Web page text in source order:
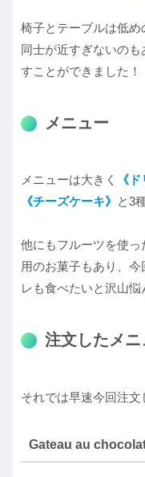
椅子とテーブルは低
同士が近すぎないの
すことができました！
メニュー
メニューは大きく
《
《チーズケーキ》 と3
他にもフルーツを使っ
用のお菓子もあり、
レも食べたいと沢山悩
注文したメニ
それでは早速今回注文
Gateau au